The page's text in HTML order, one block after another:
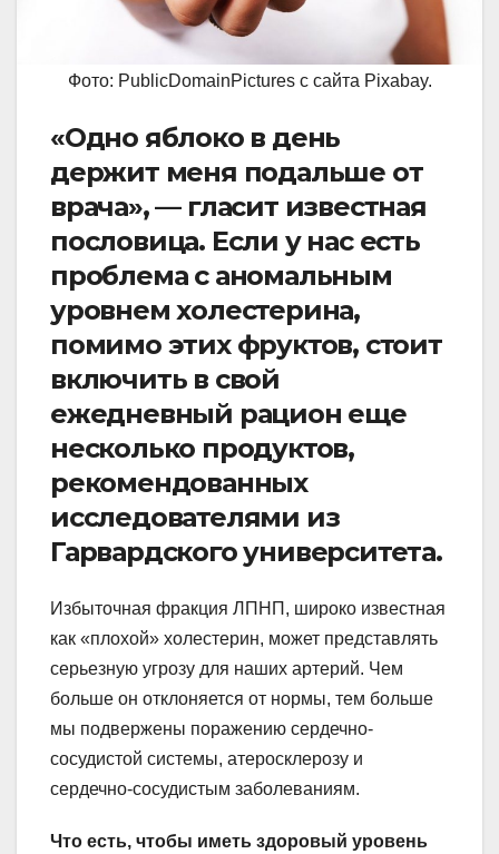
Фото: PublicDomainPictures с сайта Pixabay.
«Одно яблоко в день
держит меня подальше от
врача», — гласит известная
пословица. Если у нас есть
проблема с аномальным
уровнем холестерина,
помимо этих фруктов, стоит
включить в свой
ежедневный рацион еще
несколько продуктов,
рекомендованных
исследователями из
Гарвардского университета.
Избыточная фракция ЛПНП, широко известная
как «плохой» холестерин, может представлять
серьезную угрозу для наших артерий. Чем
больше он отклоняется от нормы, тем больше
мы подвержены поражению сердечно-
сосудистой системы, атеросклерозу и
сердечно-сосудистым заболеваниям.
Что есть, чтобы иметь здоровый уровень